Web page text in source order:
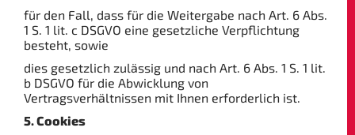
für den Fall, dass für die Weitergabe nach Art. 6 Abs.
1 S. 1 lit. c DSGVO eine gesetzliche Verpflichtung
besteht, sowie
dies gesetzlich zulässig und nach Art. 6 Abs. 1 S. 1 lit.
b DSGVO für die Abwicklung von
Vertragsverhältnissen mit Ihnen erforderlich ist.
5. Cookies